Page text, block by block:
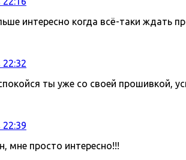
интересно когда всё-таки ждать
22:32
ты уже со своей прошивкой,
22:39
мне просто интересно!!!